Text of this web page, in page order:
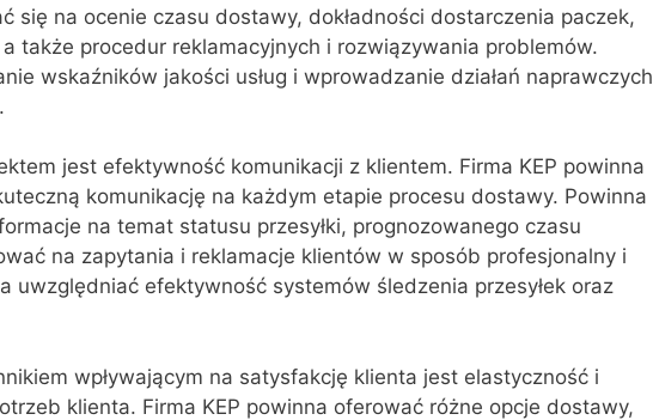
się na ocenie czasu dostawy, dokładności dostarczenia paczek,
także procedur reklamacyjnych i rozwiązywania problemów.
wskaźników jakości usług i wprowadzanie działań naprawczych
jest efektywność komunikacji z klientem. Firma KEP powinna
komunikację na każdym etapie procesu dostawy. Powinna
na temat statusu przesyłki, prognozowanego czasu
na zapytania i reklamacje klientów w sposób profesjonalny i
uwzględniać efektywność systemów śledzenia przesyłek oraz
wpływającym na satysfakcję klienta jest elastyczność i
klienta. Firma KEP powinna oferować różne opcje dostawy,